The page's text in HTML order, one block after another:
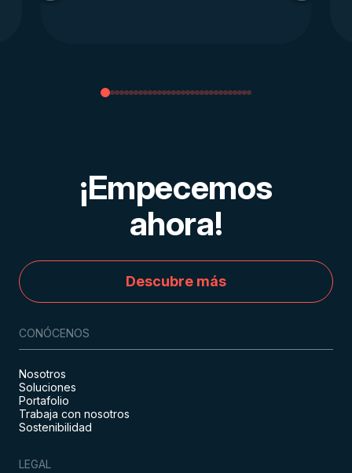
¡Empecemos
ahora!
Descubre más
CONÓCENOS
Nosotros
Soluciones
Portafolio
Trabaja con nosotros
Sostenibilidad
LEGAL